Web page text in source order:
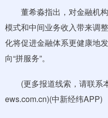
董希淼指出，对金融机构
模式和中间业务收入带来调
化将促进金融体系更健康地
向“拼服务”。
(更多报道线索，请联系
ews.com.cn)(中新经纬APP)